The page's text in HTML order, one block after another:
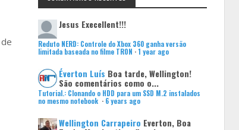
de
Jesus Execellent!!!
Reduto NERD: Controle do Xbox 360 ganha versão
limitada baseada no filme TRON ·1 year ago
Éverton Luís Boa tarde, Wellington!
São comentários como o...
Tutorial.: Clonando o HDD para um SSD M.2 instalados
no mesmo notebook · 6 years ago
Wellington Carrapeiro Everton, Boa